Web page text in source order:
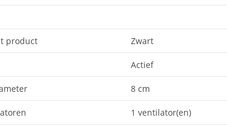
product Zwart
Actief
8 cm
1 ventilator(en)